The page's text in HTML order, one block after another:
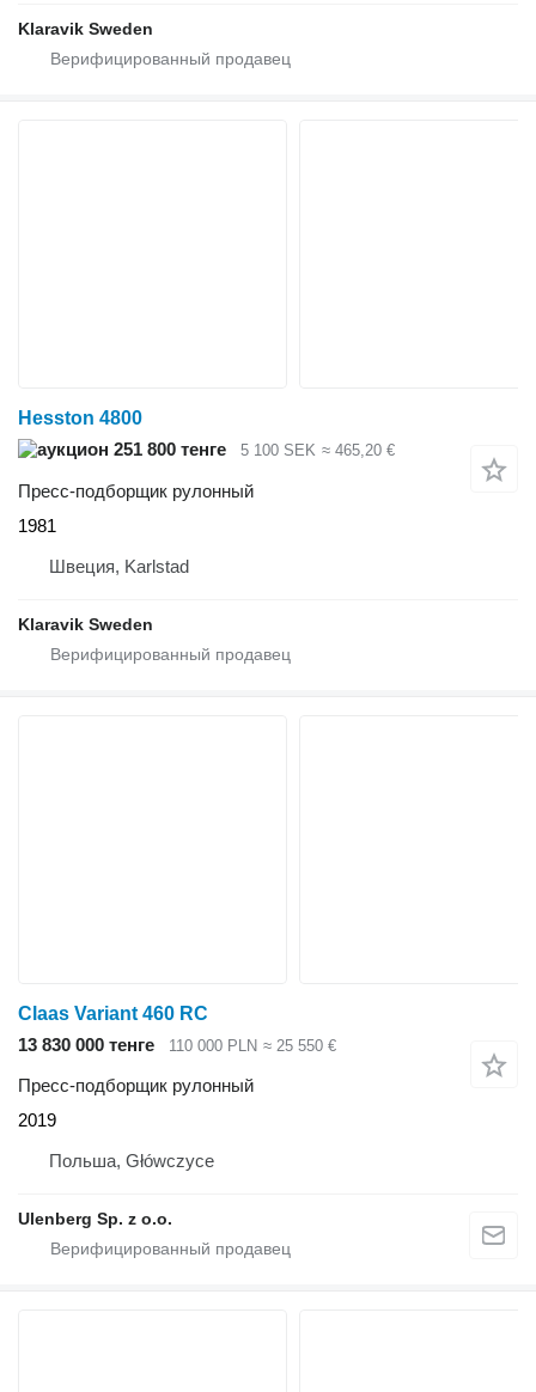
Klaravik Sweden
Hesston 4800
251 800 тенге
5 100 SEK ≈ 465,20 €
Пресс-подборщик рулонный
1981
Швеция, Karlstad
Klaravik Sweden
Claas Variant 460 RC
13 830 000 тенге
110 000 PLN ≈ 25 550 €
Пресс-подборщик рулонный
2019
Польша, Główczyce
Ulenberg Sp. z o.o.